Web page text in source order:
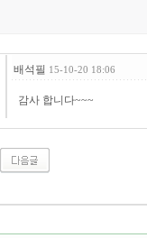
배석필 15-10-20 18:06
감사 합니다~~~